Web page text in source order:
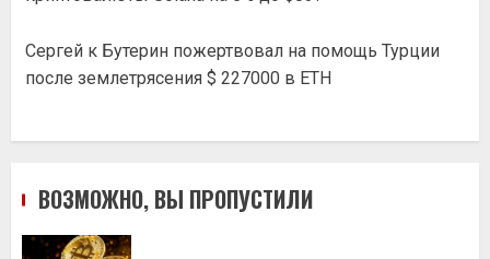
Сергей к Бутерин пожертвовал на помощь Турции
после землетрясения $ 227000 в ETH
ВОЗМОЖНО, ВЫ ПРОПУСТИЛИ